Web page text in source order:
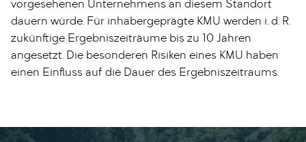
vorgesehenen Unternehmens an diesem Standort
dauern würde. Für inhabergeprägte KMU werden i. d. R.
zukünftige Ergebniszeiträume bis zu 10 Jahren
angesetzt. Die besonderen Risiken eines KMU haben
einen Einfluss auf die Dauer des Ergebniszeitraums.